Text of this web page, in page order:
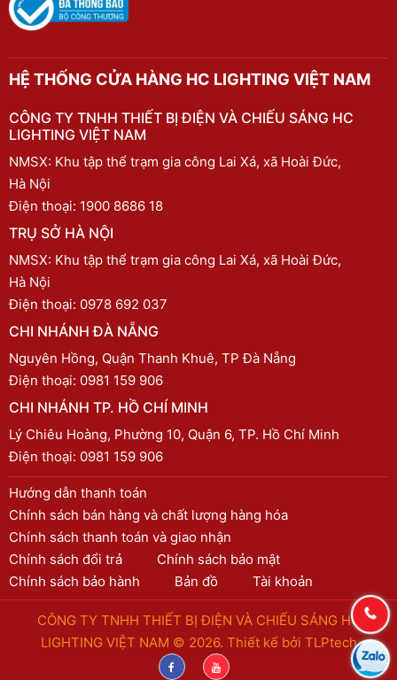
HỆ THỐNG CỬA HÀNG HC LIGHTING VIỆT NAM
CÔNG TY TNHH THIẾT BỊ ĐIỆN VÀ CHIẾU SÁNG HC
LIGHTING VIỆT NAM
NMSX: Khu tập thể trạm gia công Lai Xá, xã Hoài Đức,
Hà Nội
Điện thoại: 1900 8686 18
TRỤ SỞ HÀ NỘI
NMSX: Khu tập thể trạm gia công Lai Xá, xã Hoài Đức,
Hà Nội
Điện thoại: 0978 692 037
CHI NHÁNH ĐÀ NẴNG
Nguyên Hồng, Quận Thanh Khuê, TP Đà Nẵng
Điện thoại: 0981 159 906
CHI NHÁNH TP. HỒ CHÍ MINH
Lý Chiêu Hoàng, Phường 10, Quận 6, TP. Hồ Chí Minh
Điện thoại: 0981 159 906
Hướng dẫn thanh toán
Chính sách bán hàng và chất lượng hàng hóa
Chính sách thanh toán và giao nhận
Chính sách đổi trả
Chính sách bảo mật
Chính sách bảo hành
Bản đồ Tài khoản
CÔNG TY TNHH THIẾT BỊ ĐIỆN VÀ CHIẾU SÁNG HC
LIGHTING VIỆT NAM © 2026. Thiết kế bởi TLPtech